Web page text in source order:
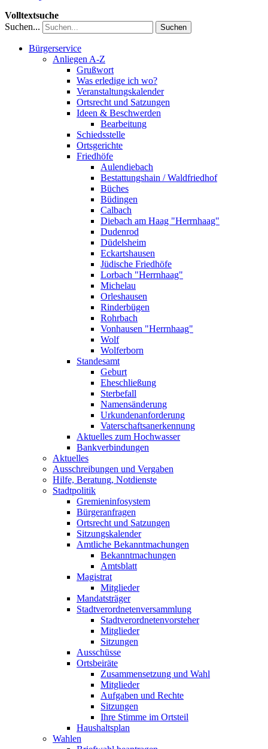
Volltextsuche
Suchen...
Suchen
Bürgerservice
Anliegen A-Z
Grußwort
Was erledige ich wo?
Veranstaltungskalender
Ortsrecht und Satzungen
Ideen & Beschwerden
Bearbeitung
Schiedsstelle
Ortsgerichte
Friedhöfe
Aulendiebach
Bestattungshain / Waldfriedhof
Büches
Büdingen
Calbach
Diebach am Haag "Herrnhaag"
Dudenrod
Düdelsheim
Eckartshausen
Jüdische Friedhöfe
Lorbach "Herrnhaag"
Michelau
Orleshausen
Rinderbügen
Rohrbach
Vonhausen "Herrnhaag"
Wolf
Wolferborn
Standesamt
Geburt
Eheschließung
Sterbefall
Namensänderung
Urkundenanforderung
Vaterschaftsanerkennung
Aktuelles zum Hochwasser
Bankverbindungen
Aktuelles
Ausschreibungen und Vergaben
Hilfe, Beratung, Notdienste
Stadtpolitik
Gremieninfosystem
Bürgeranfragen
Ortsrecht und Satzungen
Sitzungskalender
Amtliche Bekanntmachungen
Bekanntmachungen
Amtsblatt
Magistrat
Mitglieder
Mandatsträger
Stadtverordnetenversammlung
Stadtverordnetenvorsteher
Mitglieder
Sitzungen
Ausschüsse
Ortsbeiräte
Zusammensetzung und Wahl
Mitglieder
Aufgaben und Rechte
Sitzungen
Ihre Stimme im Ortsteil
Haushaltsplan
Wahlen